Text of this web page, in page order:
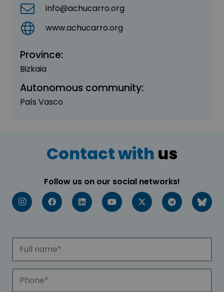
info@achucarro.org
www.achucarro.org
Province:
Bizkaia
Autonomous community:
País Vasco
Contact with us
Follow us on our social networks!